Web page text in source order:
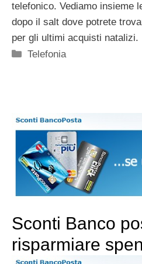
telefonico. Vediamo insieme
dopo il salt dove potrete
per gli ultimi acquisti natalizi.
Categorie
Telefonia
Sconti Banco
risparmiare